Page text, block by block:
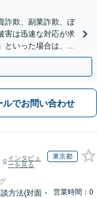
詐欺、副業詐欺、ぼ
害は迅速な対応が求
といった場合は、お
談可】
ルでお問い合わせ
インタビュ
ーを見る
東京都
方法(対面・
営業時間：0